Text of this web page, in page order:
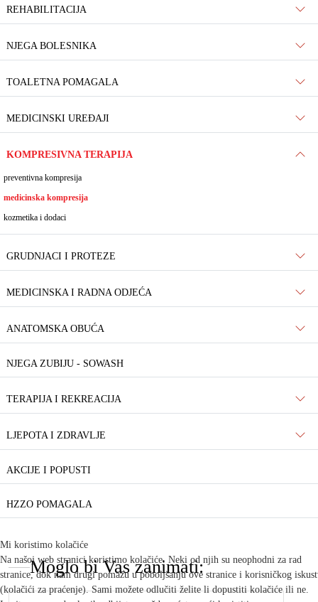
REHABILITACIJA
NJEGA BOLESNIKA
TOALETNA POMAGALA
MEDICINSKI UREĐAJI
KOMPRESIVNA TERAPIJA
preventivna kompresija
medicinska kompresija
kozmetika i dodaci
GRUDNJACI I PROTEZE
MEDICINSKA I RADNA ODJEĆA
ANATOMSKA OBUĆA
NJEGA ZUBIJU - SOWASH
TERAPIJA I REKREACIJA
LJEPOTA I ZDRAVLJE
AKCIJE I POPUSTI
HZZO POMAGALA
Moglo bi Vas zanimati:
Mi koristimo kolačiće
Na našoj web stranici koristimo kolačiće. Neki od njih su neophodni za rad
stranice, dok nam drugi pomažu u poboljšanju ove stranice i korisničkog
(kolačići za praćenje). Sami možete odlučiti želite li dopustiti kolačiće ili ne.